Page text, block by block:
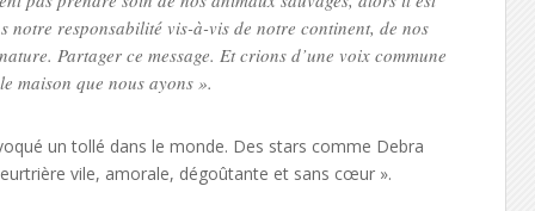
notre responsabilité vis-à-vis de notre continent, de nos
Partager ce message. Et crions d’une voix commune
maison que nous ayons ».
un tollé dans le monde. Des stars comme Debra
vile, amorale, dégoûtante et sans cœur ».